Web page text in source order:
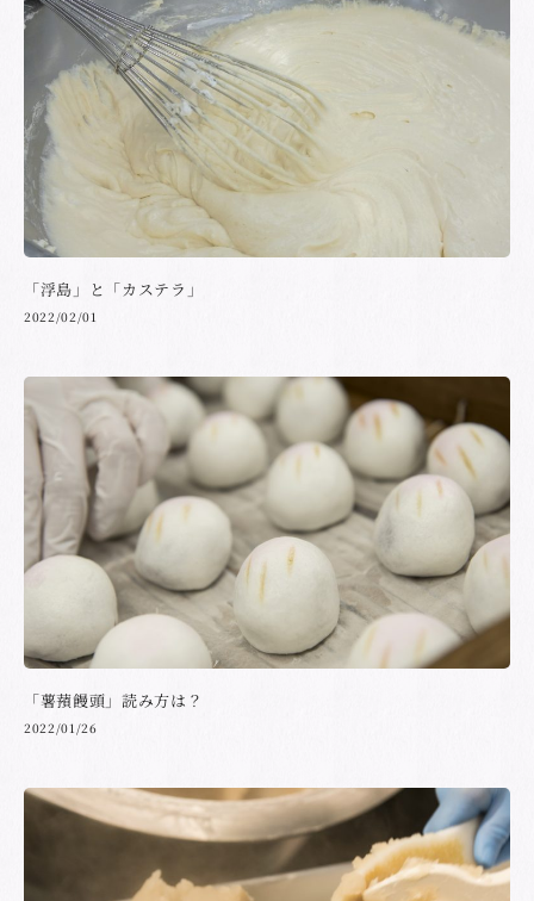
「浮島」と「カステラ」
2022/02/01
「薯蕷饅頭」読み方は？
2022/01/26